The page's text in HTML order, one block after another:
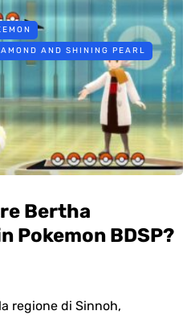
AND SHINING PEARL
Bertha
Pokemon BDSP?
regione di Sinnoh,